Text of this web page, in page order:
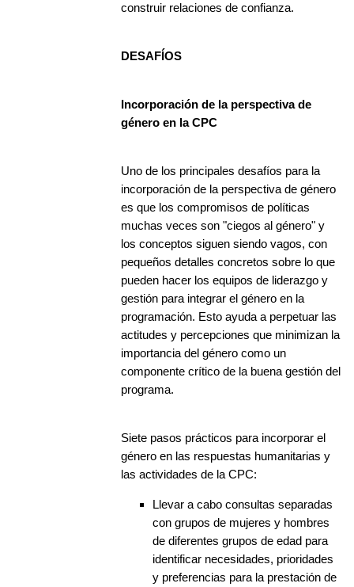
construir relaciones de confianza.
DESAFÍOS
Incorporación de la perspectiva de
género en la CPC
Uno de los principales desafíos para la
incorporación de la perspectiva de género
es que los compromisos de políticas
muchas veces son "ciegos al género" y
los conceptos siguen siendo vagos, con
pequeños detalles concretos sobre lo que
pueden hacer los equipos de liderazgo y
gestión para integrar el género en la
programación. Esto ayuda a perpetuar las
actitudes y percepciones que minimizan la
importancia del género como un
componente crítico de la buena gestión del
programa.
Siete pasos prácticos para incorporar el
género en las respuestas humanitarias y
las actividades de la CPC:
Llevar a cabo consultas separadas
con grupos de mujeres y hombres
de diferentes grupos de edad para
identificar necesidades, prioridades
y preferencias para la prestación de